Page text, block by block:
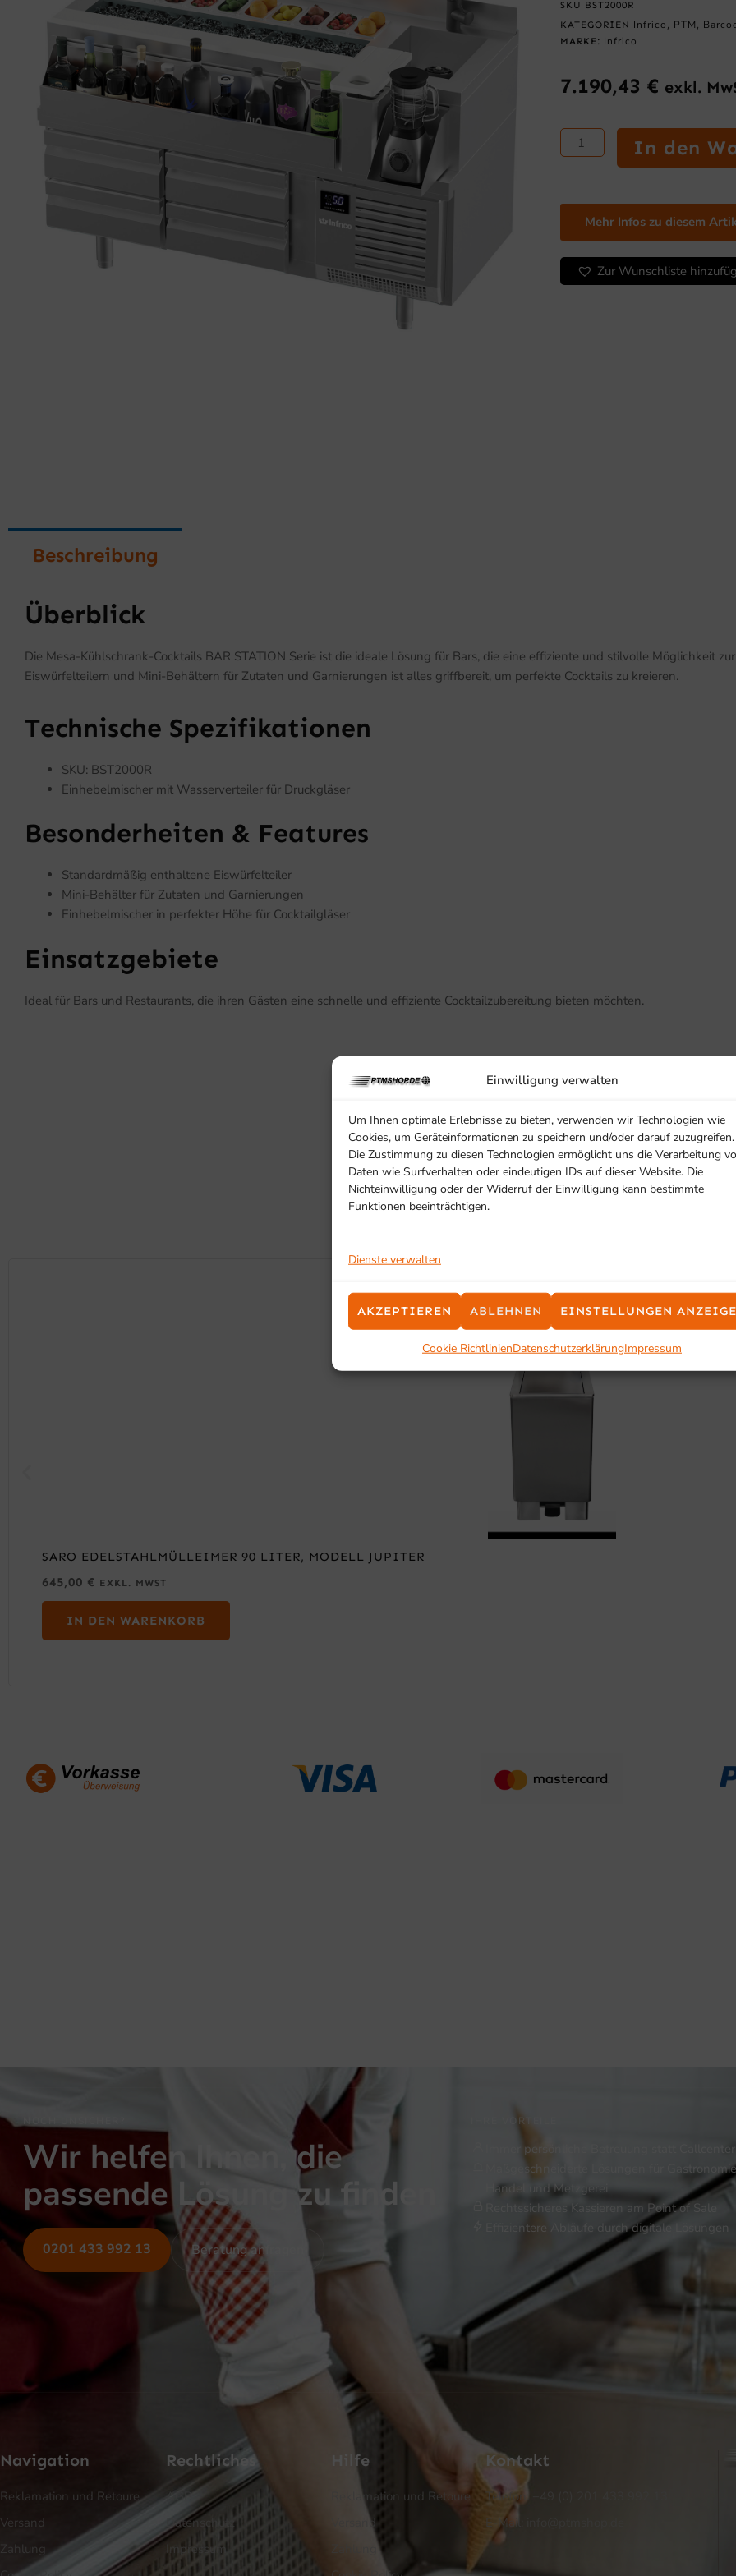
Einwilligung verwalten
Um Ihnen optimale Erlebnisse zu bieten, verwenden wir Technologien wie
Cookies, um Geräteinformationen zu speichern und/oder darauf zuzugreifen.
Die Zustimmung zu diesen Technologien ermöglicht uns die Verarbeitung
Daten wie Surfverhalten oder eindeutigen IDs auf dieser Website. Die
Nichteinwilligung oder der Widerruf der Einwilligung kann bestimmte
Funktionen beeinträchtigen.
Dienste verwalten
AKZEPTIEREN ABLEHNEN EINSTELLUNGEN
Cookie RichtlinienDatenschutzerklärungImpressum
SKU BST2000R
KATEGORIEN Infrico , PTM ,
MARKE: Infrico
7.190,43 € exkl.
Mesa-
Kühlschrank-
Cocktails
STATION
Serie
Menge
In den
Mehr Infos zu diesem
Zur Wunschliste
Beschreibung
Überblick
Die Mesa-Kühlschrank-Cocktails BAR STATION Serie ist die ideale Lösung für Bars, die eine effiziente und stilvolle Möglichkeit
Eiswürfelteilern und Mini-Behältern für Zutaten und Garnierungen ist alles griffbereit, um perfekte Cocktails zu kreieren.
Technische Spezifikationen
SKU: BST2000R
Einhebelmischer mit Wasserverteiler für Druckgläser
Besonderheiten & Features
Standardmäßig enthaltene Eiswürfelteiler
Mini-Behälter für Zutaten und Garnierungen
Einhebelmischer in perfekter Höhe für Cocktailgläser
Einsatzgebiete
Ideal für Bars und Restaurants, die ihren Gästen eine schnelle und effiziente Cocktailzubereitung bieten möchten.
SCHON GESEHEN?
Ähnliche Produkte
SARO EDELSTAHLMÜLLEIMER 90 LITER, MODELL JUPITER
645,00 € EXKL. MWST
IN DEN WARENKORB
Wir helfen Ihnen, die
passende Lösung zu finden
0201 433 992 13 Beratung anfragen
IHRE VORTEILE
Immer persönliche Betreuung statt Callcenter
Maßgeschneiderte Lösungen für
Handel und Metzgerei
Rechtssicheres Kassieren am Point of Sale
Effizientere Abläufe durch digitale Lösungen
Navigation
Reklamation und Retoure
Versand
Zahlung
Rechtliches
AGB
Datenschutz
Impressum
Hilfe
Reklamation und Retoure
Versand
Kontakt
Telefon: +49 (0) 201 433 992 13
E-Mail: info@ptmshop.de